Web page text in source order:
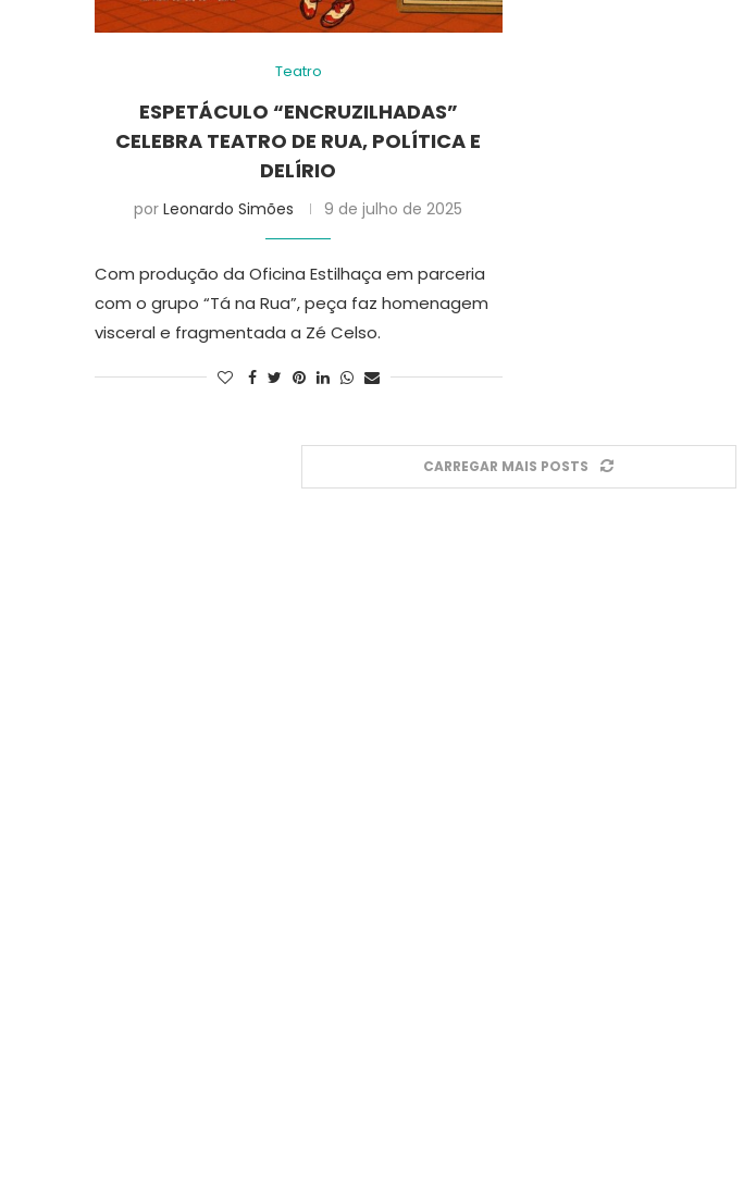
Teatro
ESPETÁCULO “ENCRUZILHADAS”
CELEBRA TEATRO DE RUA, POLÍTICA E
DELÍRIO
porLeonardo Simões 9 de julho de 2025
Com produção da Oficina Estilhaça em parceria
com o grupo “Tá na Rua”, peça faz homenagem
visceral e fragmentada a Zé Celso.
CARREGAR MAIS POSTS